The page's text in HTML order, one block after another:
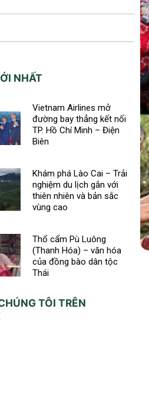
NHẤT
Vietnam Airlines mở
đường bay thẳng kết nối
TP. Hồ Chí Minh – Điện
Biên
Khám phá Lào Cai – Trải
nghiệm du lịch gắn với
thiên nhiên và bản sắc
vùng cao
Thổ cẩm Pù Luông
(Thanh Hóa) – văn hóa
của đồng bào dân tộc
Thái
TÔI TRÊN